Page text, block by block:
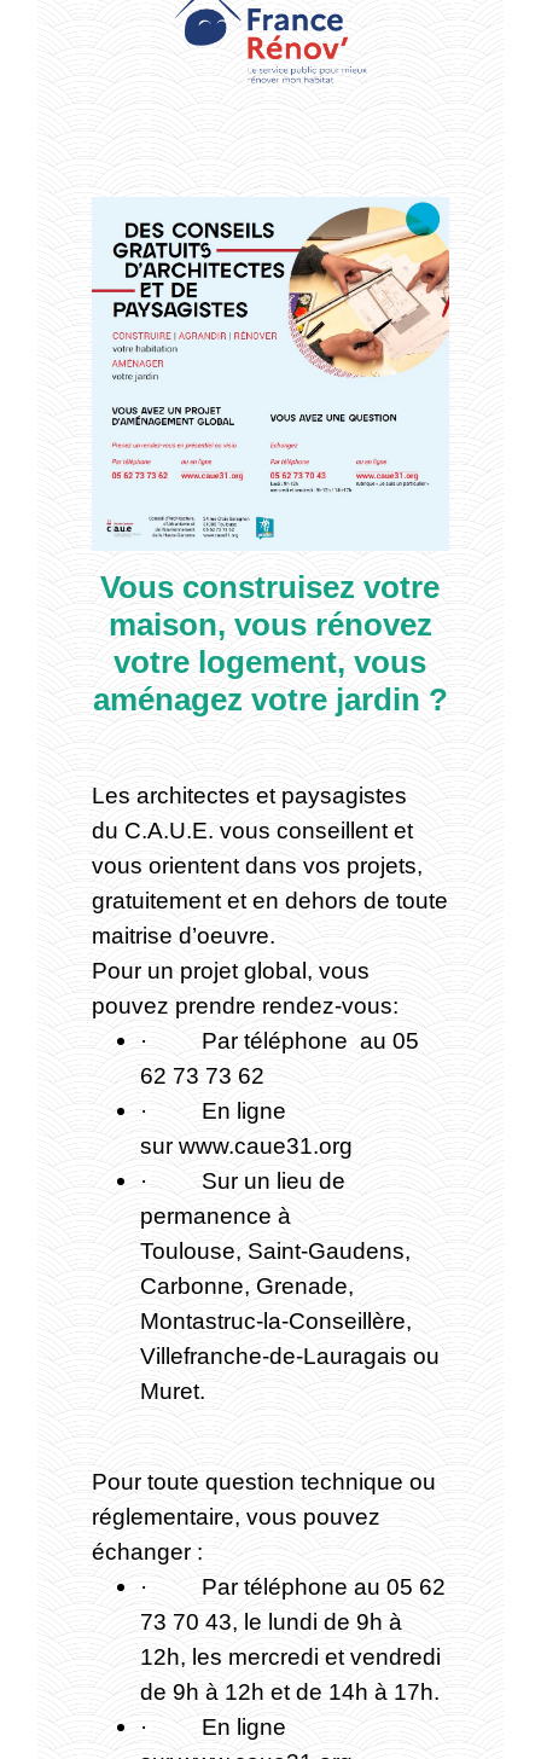
Vous construisez votre
maison, vous rénovez
votre logement, vous
aménagez votre jardin ?
Les architectes et paysagistes
du C.A.U.E. vous conseillent et
vous orientent dans vos projets,
gratuitement et en dehors de toute
maitrise d’oeuvre.
Pour un projet global, vous
pouvez prendre rendez-vous:
· Par téléphone au 05
62 73 73 62
· En ligne
sur www.caue31.org
· Sur un lieu de
permanence à
Toulouse, Saint-Gaudens,
Carbonne, Grenade,
Montastruc-la-Conseillère,
Villefranche-de-Lauragais ou
Muret.
Pour toute question technique ou
réglementaire, vous pouvez
échanger :
· Par téléphone au 05 62
73 70 43, le lundi de 9h à
12h, les mercredi et vendredi
de 9h à 12h et de 14h à 17h.
· En ligne